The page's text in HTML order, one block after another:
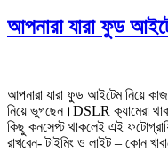
আপনারা যারা ফুড
আপনারা যারা ফুড আইটেম নিয়ে
নিয়ে ভুগছেন।DSLR ক্যামেরা
কিছু কনসেপ্ট থাকলেই এই
রাখবেন- টাইমিং ও লাইট – কোন